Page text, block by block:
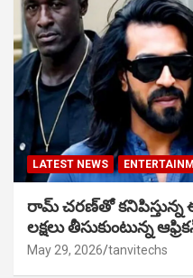
LATEST NEWS
రామ్ చరణ్‌తో కనిపిస్తున్న ఈ
లక్షలు తీసుకుంటున్న
May 29, 2026 tanvitechs